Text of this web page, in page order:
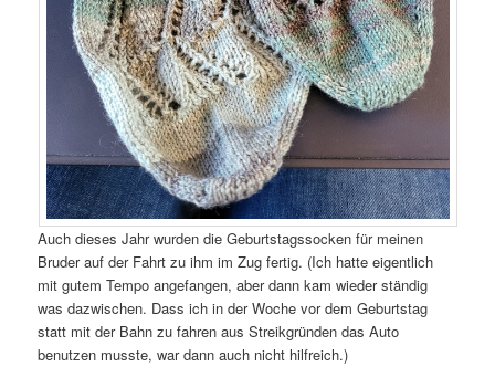
Auch dieses Jahr wurden die Geburtstagssocken für meinen
Bruder auf der Fahrt zu ihm im Zug fertig. (Ich hatte eigentlich
mit gutem Tempo angefangen, aber dann kam wieder ständig
was dazwischen. Dass ich in der Woche vor dem Geburtstag
statt mit der Bahn zu fahren aus Streikgründen das Auto
benutzen musste, war dann auch nicht hilfreich.)